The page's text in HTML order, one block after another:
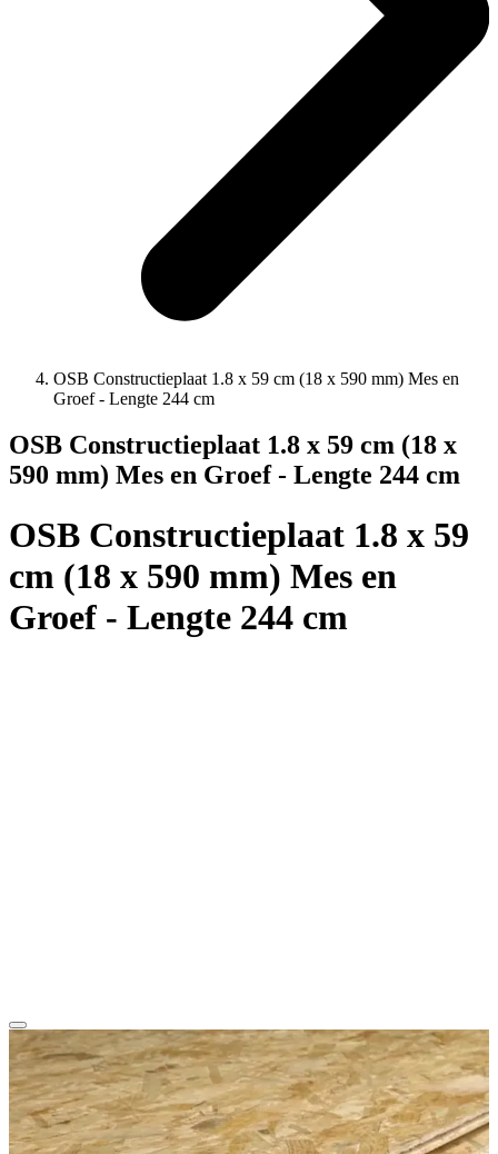
OSB Constructieplaat 1.8 x 59 cm (18 x 590 mm) Mes en
Groef - Lengte 244 cm
OSB Constructieplaat 1.8 x 59 cm (18 x
590 mm) Mes en Groef - Lengte 244 cm
OSB Constructieplaat 1.8 x 59
cm (18 x 590 mm) Mes en
Groef - Lengte 244 cm